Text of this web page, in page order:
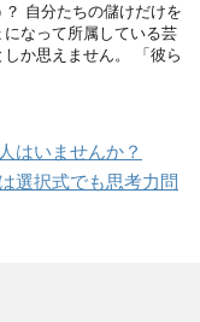
自分たちの儲けだけを
なって所属している芸
か思えません。 「彼ら
はいませんか？
選択式でも思考力問